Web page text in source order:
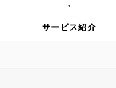
1
サービス紹介